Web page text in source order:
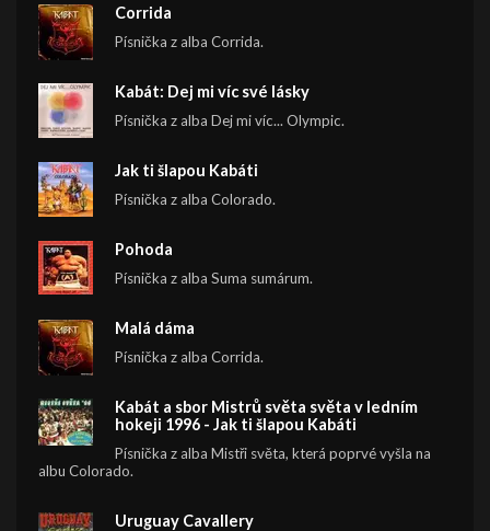
Corrida
Písnička z alba Corrida.
Kabát: Dej mi víc své lásky
Písnička z alba Dej mi víc... Olympic.
Jak ti šlapou Kabáti
Písnička z alba Colorado.
Pohoda
Písnička z alba Suma sumárum.
Malá dáma
Písnička z alba Corrida.
Kabát a sbor Mistrů světa světa v ledním
hokeji 1996 - Jak ti šlapou Kabáti
Písnička z alba Mistři světa, která poprvé vyšla na
albu Colorado.
Uruguay Cavallery